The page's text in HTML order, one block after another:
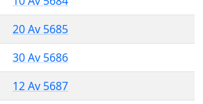
20 Av 5685
30 Av 5686
12 Av 5687